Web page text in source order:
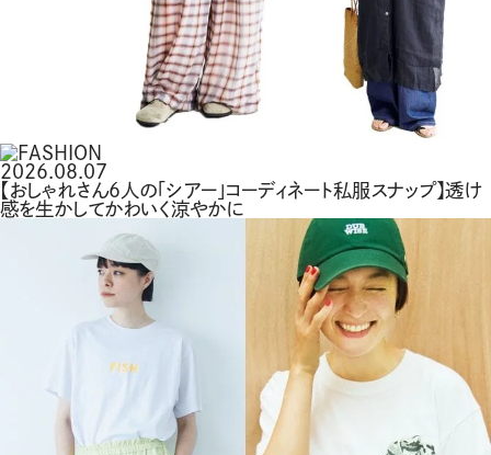
2026.08.07
【おしゃれさん6人の「シアー」コーディネート私服スナップ】透け
感を生かしてかわいく涼やかに